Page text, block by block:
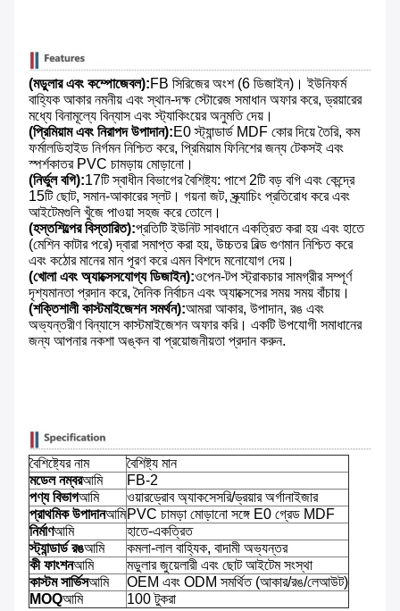
(মডুলার এবং কম্পোজেবল):FB সিরিজের অংশ (6 ডিজাইন)। ইউনিফর্ম
বাহ্যিক আকার নমনীয় এবং স্থান-দক্ষ স্টোরেজ সমাধান অফার করে, ড্রয়ারের
মধ্যে বিনামূল্যে বিন্যাস এবং স্ট্যাকিংয়ের অনুমতি দেয়।
(প্রিমিয়াম এবং নিরাপদ উপাদান):E0 স্ট্যান্ডার্ড MDF কোর দিয়ে তৈরি, কম
ফর্মালডিহাইড নির্গমন নিশ্চিত করে, প্রিমিয়াম ফিনিশের জন্য টেকসই এবং
স্পর্শকাতর PVC চামড়ায় মোড়ানো।
(নির্ভুল বগি):17টি স্বাধীন বিভাগের বৈশিষ্ট্য: পাশে 2টি বড় বগি এবং কেন্দ্রে
15টি ছোট, সমান-আকারের স্লট। গয়না জট, স্ক্র্যাচিং প্রতিরোধ করে এবং
আইটেমগুলি খুঁজে পাওয়া সহজ করে তোলে।
(হস্তশিল্পের বিস্তারিত):প্রতিটি ইউনিট সাবধানে একত্রিত করা হয় এবং হাতে
(মেশিন কাটার পরে) দ্বারা সমাপ্ত করা হয়, উচ্চতর বিল্ড গুণমান নিশ্চিত করে
এবং কঠোর মানের মান পূরণ করে এমন বিশদে মনোযোগ দেয়।
(খোলা এবং অ্যাক্সেসযোগ্য ডিজাইন):ওপেন-টপ স্ট্রাকচার সামগ্রীর সম্পূর্ণ
দৃশ্যমানতা প্রদান করে, দৈনিক নির্বাচন এবং অ্যাক্সেসের সময় সময় বাঁচায়।
(শক্তিশালী কাস্টমাইজেশন সমর্থন):আমরা আকার, উপাদান, রঙ এবং
অভ্যন্তরীণ বিন্যাসে কাস্টমাইজেশন অফার করি। একটি উপযোগী সমাধানের
জন্য আপনার নকশা অঙ্কন বা প্রয়োজনীয়তা প্রদান করুন.
বৈশিষ্ট্যের নাম
বৈশিষ্ট্য মান
মডেল নম্বরআমি
FB-2
পণ্য বিভাগআমি
ওয়ারড্রোব অ্যাকসেসরি/ড্রয়ার অর্গানাইজার
প্রাথমিক উপাদানআমিPVC চামড়া মোড়ানো সঙ্গে E0 গ্রেড MDF
নির্মাণআমি
হাতে-একত্রিত
স্ট্যান্ডার্ড রঙআমি
কমলা-লাল বাহ্যিক, বাদামী অভ্যন্তর
কী ফাংশনআমি
মডুলার জুয়েলারী এবং ছোট আইটেম সংস্থা
কাস্টম সার্ভিসআমি
OEM এবং ODM সমর্থিত (আকার/রঙ/লেআউট)
MOQআমি 100 টুকরা